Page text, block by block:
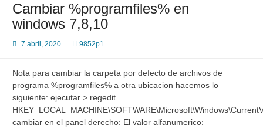
Cambiar %programfiles% en
windows 7,8,10
7 abril, 2020 9852p1
Nota para cambiar la carpeta por defecto de archivos de
programa %programfiles% a otra ubicacion hacemos lo
siguiente: ejecutar > regedit
cambiar en el panel derecho: El valor alfanumerico: